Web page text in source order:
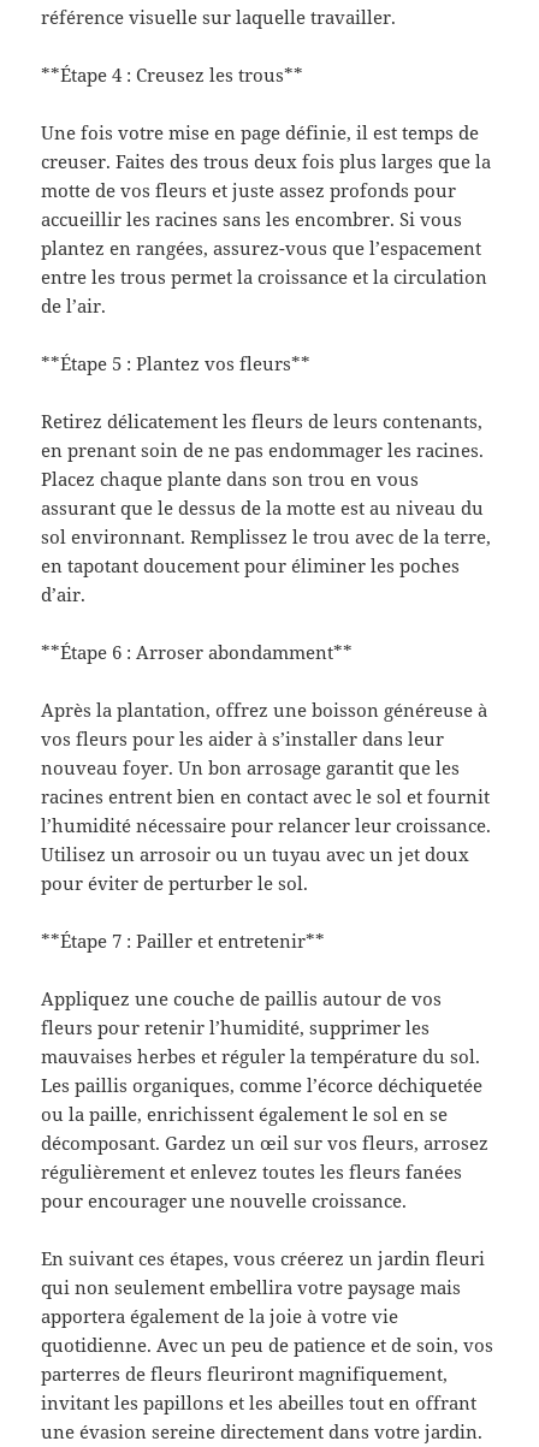
référence visuelle sur laquelle travailler.
**Étape 4 : Creusez les trous**
Une fois votre mise en page définie, il est temps de
creuser. Faites des trous deux fois plus larges que la
motte de vos fleurs et juste assez profonds pour
accueillir les racines sans les encombrer. Si vous
plantez en rangées, assurez-vous que l’espacement
entre les trous permet la croissance et la circulation
de l’air.
**Étape 5 : Plantez vos fleurs**
Retirez délicatement les fleurs de leurs contenants,
en prenant soin de ne pas endommager les racines.
Placez chaque plante dans son trou en vous
assurant que le dessus de la motte est au niveau du
sol environnant. Remplissez le trou avec de la terre,
en tapotant doucement pour éliminer les poches
d’air.
**Étape 6 : Arroser abondamment**
Après la plantation, offrez une boisson généreuse à
vos fleurs pour les aider à s’installer dans leur
nouveau foyer. Un bon arrosage garantit que les
racines entrent bien en contact avec le sol et fournit
l’humidité nécessaire pour relancer leur croissance.
Utilisez un arrosoir ou un tuyau avec un jet doux
pour éviter de perturber le sol.
**Étape 7 : Pailler et entretenir**
Appliquez une couche de paillis autour de vos
fleurs pour retenir l’humidité, supprimer les
mauvaises herbes et réguler la température du sol.
Les paillis organiques, comme l’écorce déchiquetée
ou la paille, enrichissent également le sol en se
décomposant. Gardez un œil sur vos fleurs, arrosez
régulièrement et enlevez toutes les fleurs fanées
pour encourager une nouvelle croissance.
En suivant ces étapes, vous créerez un jardin fleuri
qui non seulement embellira votre paysage mais
apportera également de la joie à votre vie
quotidienne. Avec un peu de patience et de soin, vos
parterres de fleurs fleuriront magnifiquement,
invitant les papillons et les abeilles tout en offrant
une évasion sereine directement dans votre jardin.